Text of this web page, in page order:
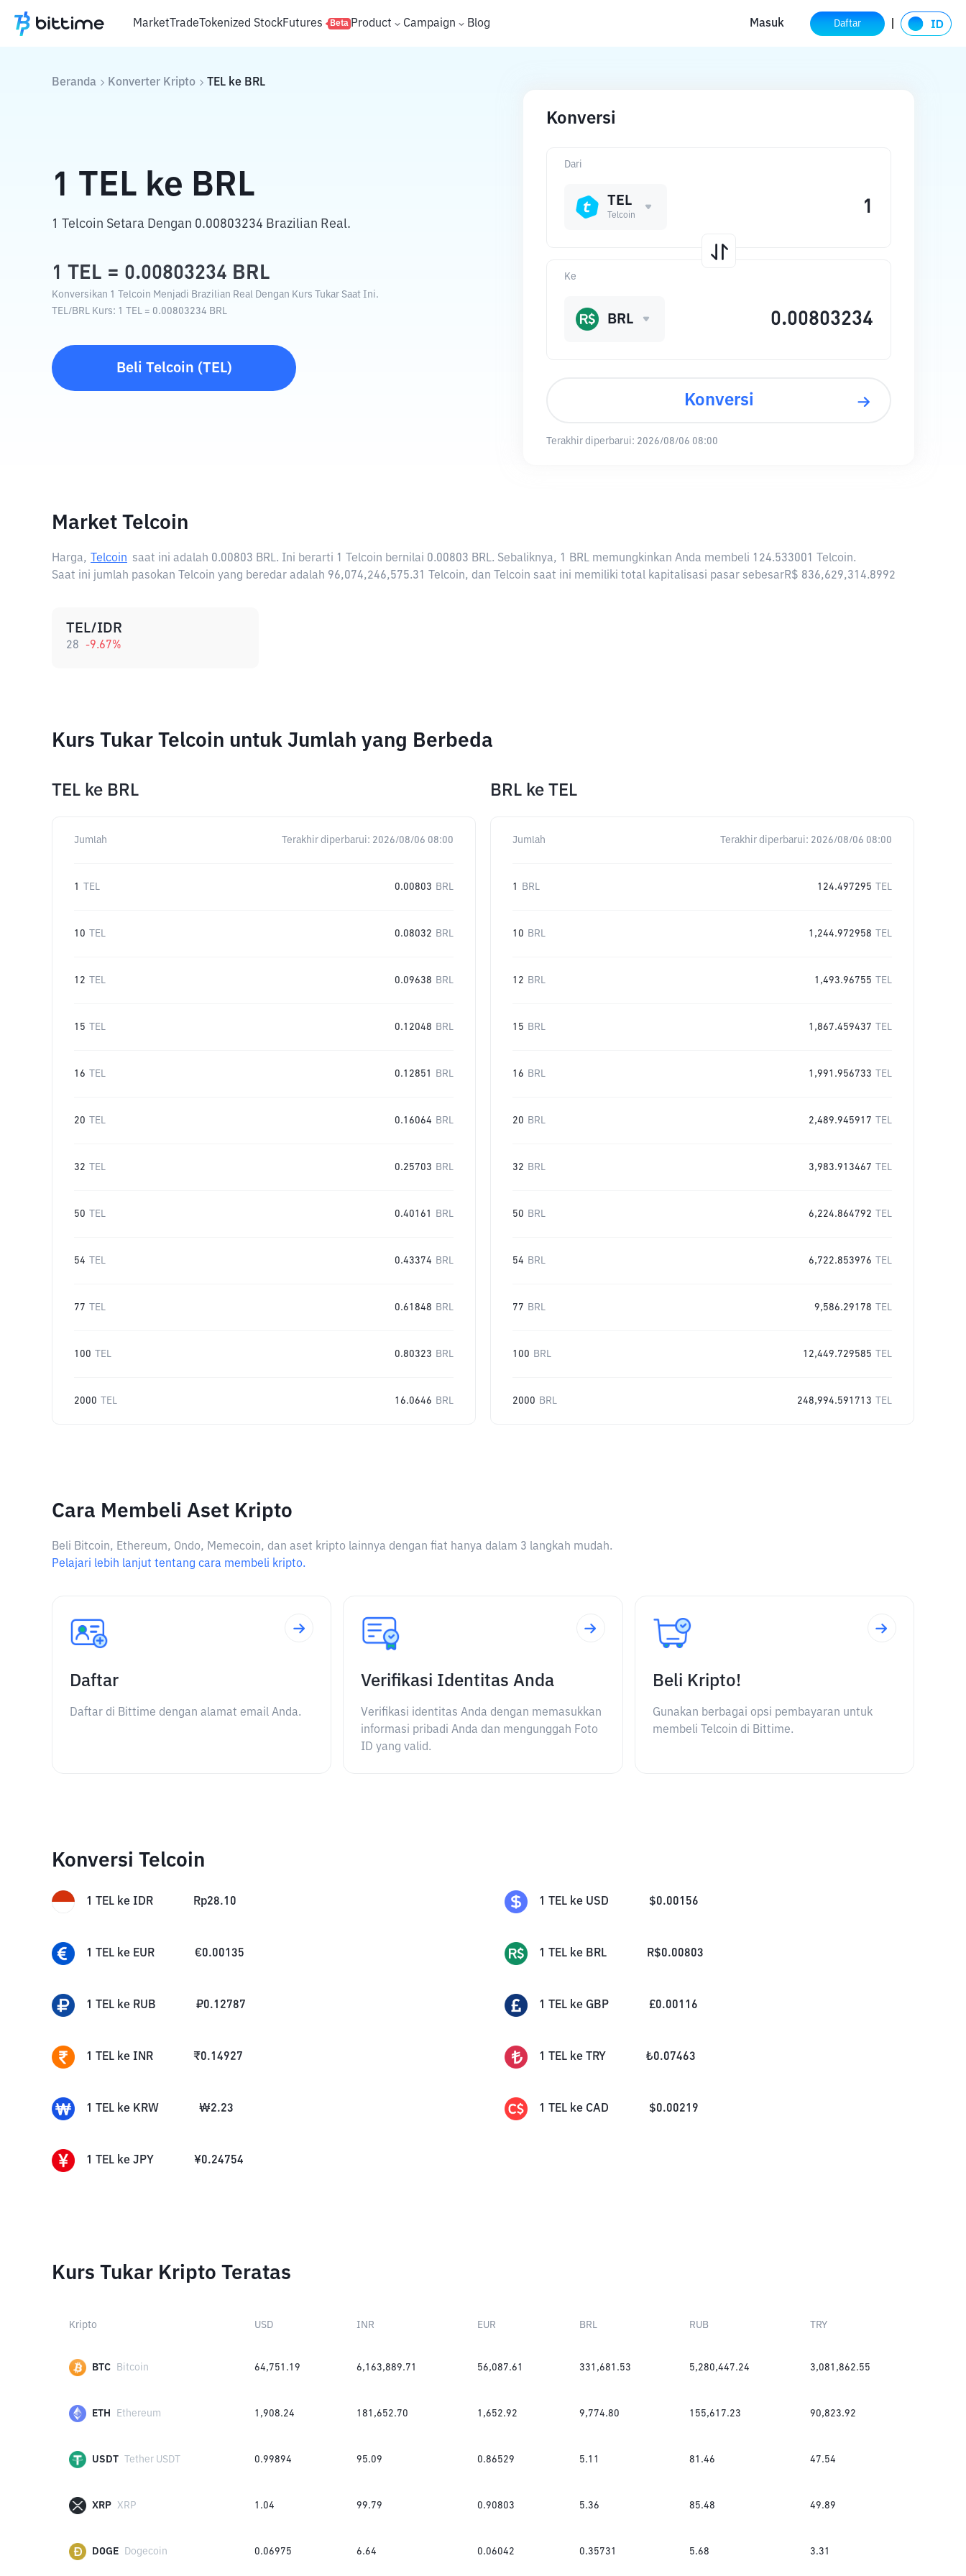
MarketTradeTokenized StockFutures Beta Product Campaign Blog Masuk Daftar
Beranda Konverter Kripto TEL ke BRL
1 TEL ke BRL
1 Telcoin Setara Dengan 0.00803234 Brazilian Real.
1 TEL = 0.00803234 BRL
Konversikan 1 Telcoin Menjadi Brazilian Real Dengan Kurs Tukar Saat Ini.
TEL/BRL Kurs: 1 TEL = 0.00803234 BRL
Beli Telcoin (TEL)
Konversi
Dari
TEL
Telcoin
Ke
BRL
Konversi
Terakhir diperbarui: 2026/08/06 08:00
Market Telcoin
Harga, Telcoin saat ini adalah 0.00803 BRL. Ini berarti 1 Telcoin bernilai 0.00803 BRL. Sebaliknya, 1 BRL memungkinkan Anda membeli 124.533001 Telcoin.
Saat ini jumlah pasokan Telcoin yang beredar adalah 96,074,246,575.31 Telcoin, dan Telcoin saat ini memiliki total kapitalisasi pasar sebesarR$ 836,629,314.8992
TEL/IDR
28 -9.67%
Kurs Tukar Telcoin untuk Jumlah yang Berbeda
TEL ke BRL
Jumlah Terakhir diperbarui: 2026/08/06 08:00
1 TEL 0.00803 BRL
10 TEL 0.08032 BRL
12 TEL 0.09638 BRL
15 TEL 0.12048 BRL
16 TEL 0.12851 BRL
20 TEL 0.16064 BRL
32 TEL 0.25703 BRL
50 TEL 0.40161 BRL
54 TEL 0.43374 BRL
77 TEL 0.61848 BRL
100 TEL 0.80323 BRL
2000 TEL 16.0646 BRL
BRL ke TEL
Jumlah Terakhir diperbarui: 2026/08/06 08:00
1 BRL 124.497295 TEL
10 BRL 1,244.972958 TEL
12 BRL 1,493.96755 TEL
15 BRL 1,867.459437 TEL
16 BRL 1,991.956733 TEL
20 BRL 2,489.945917 TEL
32 BRL 3,983.913467 TEL
50 BRL 6,224.864792 TEL
54 BRL 6,722.853976 TEL
77 BRL 9,586.29178 TEL
100 BRL 12,449.729585 TEL
2000 BRL 248,994.591713 TEL
Cara Membeli Aset Kripto
Beli Bitcoin, Ethereum, Ondo, Memecoin, dan aset kripto lainnya dengan fiat hanya dalam 3 langkah mudah.
Pelajari lebih lanjut tentang cara membeli kripto.
Daftar
Daftar di Bittime dengan alamat email Anda.
Verifikasi Identitas Anda
Verifikasi identitas Anda dengan memasukkan
informasi pribadi Anda dan mengunggah Foto
ID yang valid.
Beli Kripto!
Gunakan berbagai opsi pembayaran untuk
membeli Telcoin di Bittime.
Konversi Telcoin
1 TEL ke IDR Rp28.10 1 TEL ke USD $0.00156
1 TEL ke EUR €0.00135 1 TEL ke BRL R$0.00803
1 TEL ke RUB ₽0.12787 1 TEL ke GBP £0.00116
1 TEL ke INR ₹0.14927 1 TEL ke TRY ₺0.07463
1 TEL ke KRW ₩2.23 1 TEL ke CAD $0.00219
1 TEL ke JPY ¥0.24754
Kurs Tukar Kripto Teratas
Kripto USD INR EUR BRL RUB TRY
BTC Bitcoin 64,751.19 6,163,889.71 56,087.61 331,681.53 5,280,447.24 3,081,862.55
ETH Ethereum 1,908.24 181,652.70 1,652.92 9,774.80 155,617.23 90,823.92
USDT Tether USDT 0.99894 95.09 0.86529 5.11 81.46 47.54
XRP XRP 1.04 99.79 0.90803 5.36 85.48 49.89
DOGE Dogecoin 0.06975 6.64 0.06042 0.35731 5.68 3.31